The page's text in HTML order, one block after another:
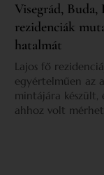
Visegrád,
rezidenciák
hatalmát
Lajos fő
egyértelműen az
mintájára készült,
ahhoz volt